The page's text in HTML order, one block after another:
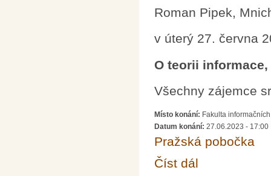
Roman Pipek,
v úterý 27. června
O teorii
Všechny zájemce
Místo konání: Fakulta
Datum konání: 27.06.2023 - 17:00
Pražská pobočka
Číst dál